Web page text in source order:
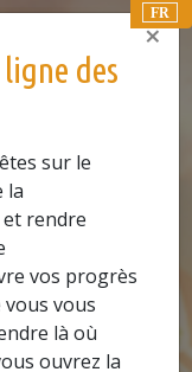
FR
×
des
sur le
la
rendre
vos progrès
vous
là où
ouvrez la